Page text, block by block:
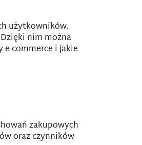
użytkowników.
nim można
commerce i jakie
zakupowych
oraz czynników